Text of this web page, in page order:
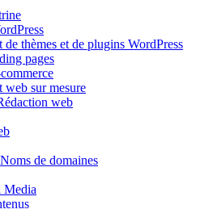
thèmes et de plugins WordPress
pages
web sur mesure
web
de domaines
Media